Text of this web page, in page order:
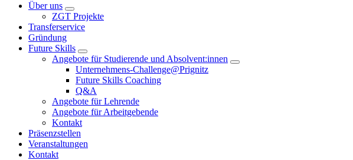
Über uns
ZGT Projekte
Transferservice
Gründung
Future Skills
Angebote für Studierende und Absolvent:innen
Unternehmens-Challenge@Prignitz
Future Skills Coaching
Q&A
Angebote für Lehrende
Angebote für Arbeitgebende
Kontakt
Präsenzstellen
Veranstaltungen
Kontakt